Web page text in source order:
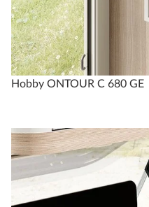
Hobby ONTOUR C 680 GE